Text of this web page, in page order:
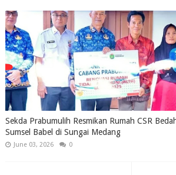
Sekda Prabumulih Resmikan Rumah CSR
Sumsel Babel di Sungai Medang
June 03, 2026 0